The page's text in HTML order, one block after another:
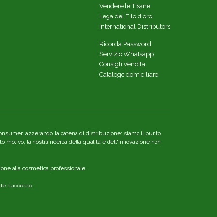
Vendere le Tisane
Lega del Filo d'oro
International Distributors
Ricorda Password
Servizio Whatsapp
Consigli Vendita
Catalogo domiciliare
azzerando la catena di distribuzione: siamo il punto
motivo, la nostra ricerca della qualità e dell'innovazione non
alla cosmetica professionale.
successo.